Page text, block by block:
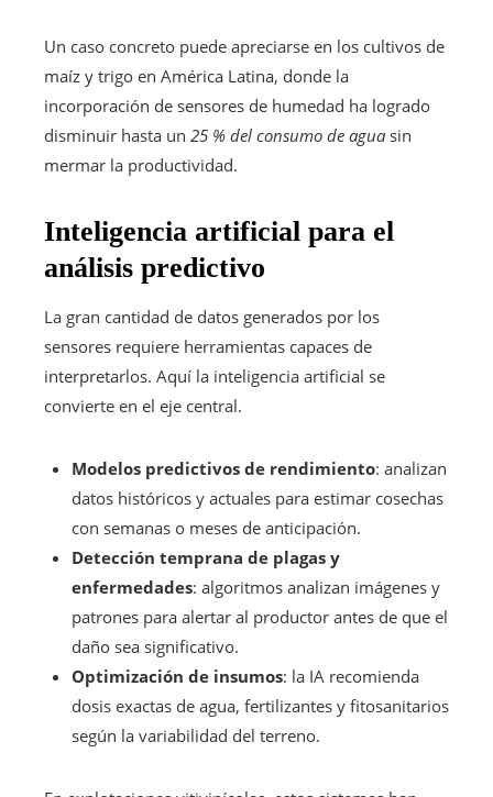
Un caso concreto puede apreciarse en los cultivos de
maíz y trigo en América Latina, donde la
incorporación de sensores de humedad ha logrado
disminuir hasta un 25 % del consumo de agua sin
mermar la productividad.
Inteligencia artificial para el
análisis predictivo
La gran cantidad de datos generados por los
sensores requiere herramientas capaces de
interpretarlos. Aquí la inteligencia artificial se
convierte en el eje central.
Modelos predictivos de rendimiento: analizan
datos históricos y actuales para estimar cosechas
con semanas o meses de anticipación.
Detección temprana de plagas y
enfermedades: algoritmos analizan imágenes y
patrones para alertar al productor antes de que el
daño sea significativo.
Optimización de insumos: la IA recomienda
dosis exactas de agua, fertilizantes y fitosanitarios
según la variabilidad del terreno.